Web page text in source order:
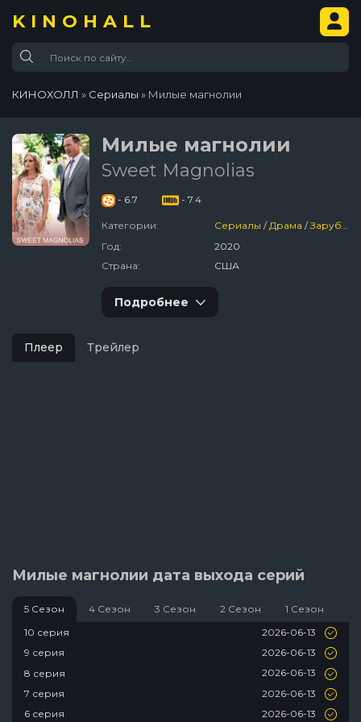
KINOHALL
КИНОХОЛЛ » Сериалы » Милые магнолии
Милые магнолии
Sweet Magnolias
- 6.7 - 7.4
Категории: Сериалы /Драма /Зарубежный
Год:
2020
Страна:
США
Подробнее
Плеер Трейлер
Милые магнолии дата выхода серий
5 Сезон 4 Сезон 3 Сезон 2 Сезон
1 Сезон
10 серия
2026-06-13
9 серия
2026-06-13
8 серия
2026-06-13
7 серия
2026-06-13
6 серия
2026-06-13